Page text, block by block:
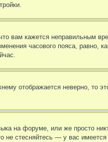
вам кажется неправильным
часового пояса, равно,
отображается неверно, то
на форуме, или же просто
стесняйтесь — у вас